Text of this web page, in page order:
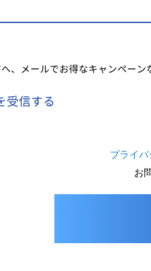
、メールでお得なキャンペー
受信する
プライ
お